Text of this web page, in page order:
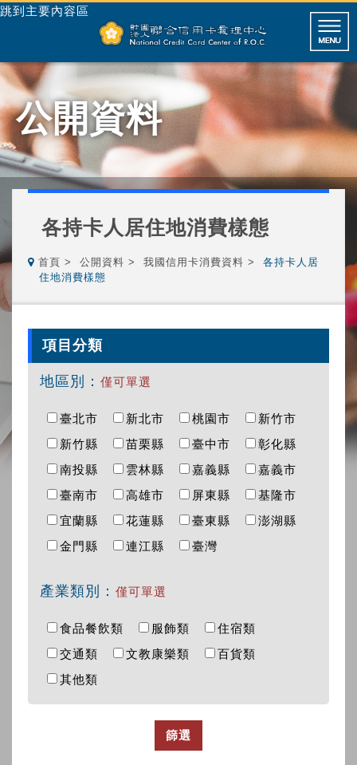
跳到主要內容區
公開資料
各持卡人居住地消費樣態
首頁 公開資料 我國信用卡消費資料
各持卡人居
住地消費樣態
項目分類
地區別： 僅可單選
臺北市 新北市 桃園市
新竹市
新竹縣
苗栗縣 臺中市
彰化縣
南投縣
雲林縣 嘉義縣
嘉義市
臺南市
高雄市 屏東縣
基隆市
宜蘭縣
花蓮縣 臺東縣
澎湖縣
金門縣
連江縣 臺灣
產業類別： 僅可單選
食品餐飲類 服飾類
住宿類
交通類
文教康樂類
百貨類
其他類
篩選